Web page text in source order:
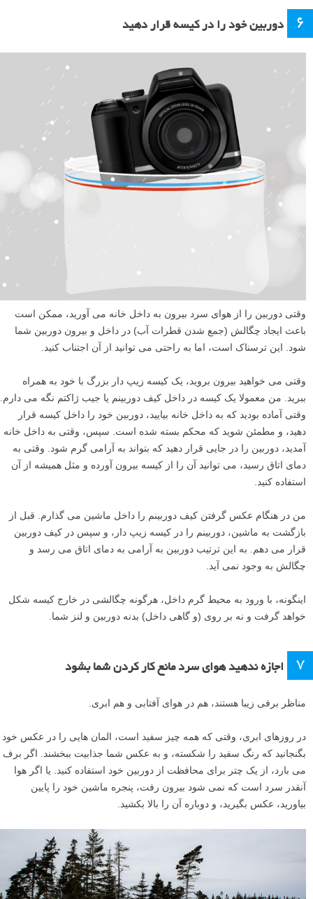
۶ دوربین خود را در کیسه قرار دهید
وقتی دوربین را از هوای سرد بیرون به داخل خانه می آورید، ممکن است
باعث ایجاد چگالش (جمع شدن قطرات آب) در داخل و بیرون دوربین شما
شود. این ترسناک است، اما به راحتی می توانید از آن اجتناب کنید.
وقتی می خواهید بیرون بروید، یک کیسه زیپ دار بزرگ با خود به همراه
ببرید. من معمولا یک کیسه در داخل کیف دوربینم یا جیب ژاکتم نگه می دارم.
وقتی آماده بودید که به داخل خانه بیایید، دوربین خود را داخل کیسه قرار
دهید، و مطمئن شوید که محکم بسته شده است. سپس، وقتی به داخل خانه
آمدید، دوربین را در جایی قرار دهید که بتواند به آرامی گرم شود. وقتی به
دمای اتاق رسید، می توانید آن را از کیسه بیرون آورده و مثل همیشه از آن
استفاده کنید.
من در هنگام عکس گرفتن کیف دوربینم را داخل ماشین می گذارم. قبل از
بازگشت به ماشین، دوربینم را در کیسه زیپ دار، و سپس در کیف دوربین
قرار می دهم. به این ترتیب دوربین به آرامی به دمای اتاق می رسد و
چگالش به وجود نمی آید.
اینگونه، با ورود به محیط گرم داخل، هرگونه چگالشی در خارج کیسه شکل
خواهد گرفت و نه بر روی (و گاهی داخل) بدنه دوربین و لنز شما.
۷ اجازه ندهید هوای سرد مانع کار کردن شما بشود
مناظر برفی زیبا هستند، هم در هوای آفتابی و هم ابری.
در روزهای ابری، وقتی که همه چیز سفید است، المان هایی را در عکس خود
بگنجانید که رنگ سفید را شکسته، و به عکس شما جذابیت ببخشند. اگر برف
می بارد، از یک چتر برای محافظت از دوربین خود استفاده کنید. یا اگر هوا
آنقدر سرد است که نمی شود بیرون رفت، پنجره ماشین خود را پایین
بیاورید، عکس بگیرید، و دوباره آن را بالا بکشید.